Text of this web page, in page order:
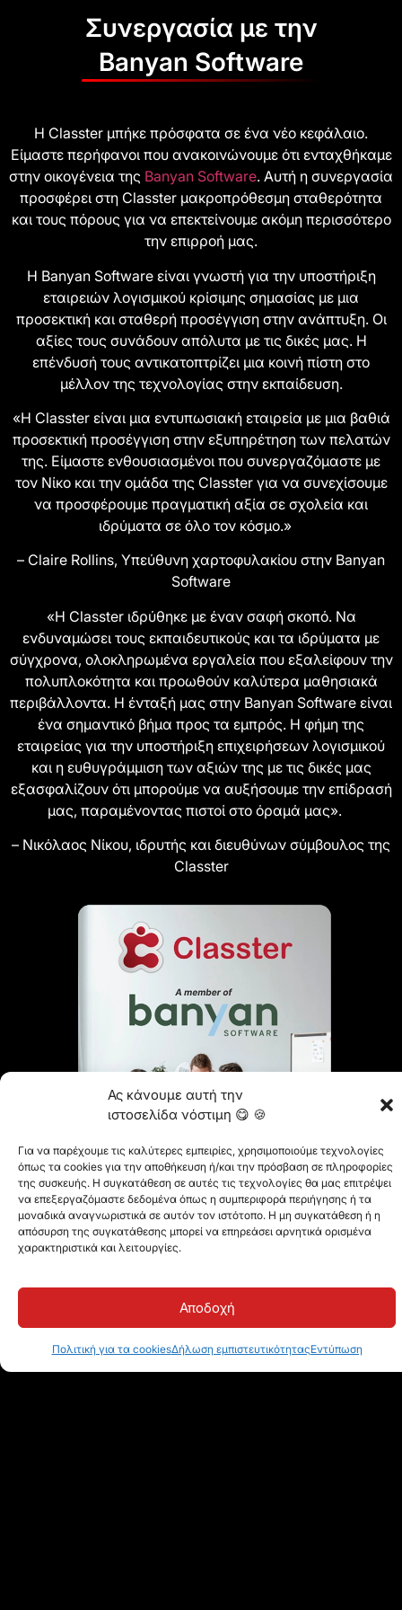
Ας κάνουμε αυτή την
ιστοσελίδα νόστιμη 😋 🍪
Για να παρέχουμε τις καλύτερες εμπειρίες, χρησιμοποιούμε τεχνολογίες
όπως τα cookies για την αποθήκευση ή/και την πρόσβαση σε πληροφορίες
της συσκευής. Η συγκατάθεση σε αυτές τις τεχνολογίες θα μας επιτρέψει
να επεξεργαζόμαστε δεδομένα όπως η συμπεριφορά περιήγησης ή τα
μοναδικά αναγνωριστικά σε αυτόν τον ιστότοπο. Η μη συγκατάθεση ή η
απόσυρση της συγκατάθεσης μπορεί να επηρεάσει αρνητικά ορισμένα
χαρακτηριστικά και λειτουργίες.
Αποδοχή
Πολιτική για τα cookiesΔήλωση εμπιστευτικότηταςΕντύπωση
Συνεργασία με την
Banyan Software
Η Classter μπήκε πρόσφατα σε ένα νέο κεφάλαιο.
Είμαστε περήφανοι που ανακοινώνουμε ότι ενταχθήκαμε
στην οικογένεια της Banyan Software. Αυτή η συνεργασία
προσφέρει στη Classter μακροπρόθεσμη σταθερότητα
και τους πόρους για να επεκτείνουμε ακόμη περισσότερο
την επιρροή μας.
Η Banyan Software είναι γνωστή για την υποστήριξη
εταιρειών λογισμικού κρίσιμης σημασίας με μια
προσεκτική και σταθερή προσέγγιση στην ανάπτυξη. Οι
αξίες τους συνάδουν απόλυτα με τις δικές μας. Η
επένδυσή τους αντικατοπτρίζει μια κοινή πίστη στο
μέλλον της τεχνολογίας στην εκπαίδευση.
«Η Classter είναι μια εντυπωσιακή εταιρεία με μια βαθιά
προσεκτική προσέγγιση στην εξυπηρέτηση των πελατών
της. Είμαστε ενθουσιασμένοι που συνεργαζόμαστε με
τον Νίκο και την ομάδα της Classter για να συνεχίσουμε
να προσφέρουμε πραγματική αξία σε σχολεία και
ιδρύματα σε όλο τον κόσμο.»
– Claire Rollins, Υπεύθυνη χαρτοφυλακίου στην Banyan
Software
«Η Classter ιδρύθηκε με έναν σαφή σκοπό. Να
ενδυναμώσει τους εκπαιδευτικούς και τα ιδρύματα με
σύγχρονα, ολοκληρωμένα εργαλεία που εξαλείφουν την
πολυπλοκότητα και προωθούν καλύτερα μαθησιακά
περιβάλλοντα. Η ένταξή μας στην Banyan Software είναι
ένα σημαντικό βήμα προς τα εμπρός. Η φήμη της
εταιρείας για την υποστήριξη επιχειρήσεων λογισμικού
και η ευθυγράμμιση των αξιών της με τις δικές μας
εξασφαλίζουν ότι μπορούμε να αυξήσουμε την επίδρασή
μας, παραμένοντας πιστοί στο όραμά μας».
– Νικόλαος Νίκου, ιδρυτής και διευθύνων σύμβουλος της
Classter